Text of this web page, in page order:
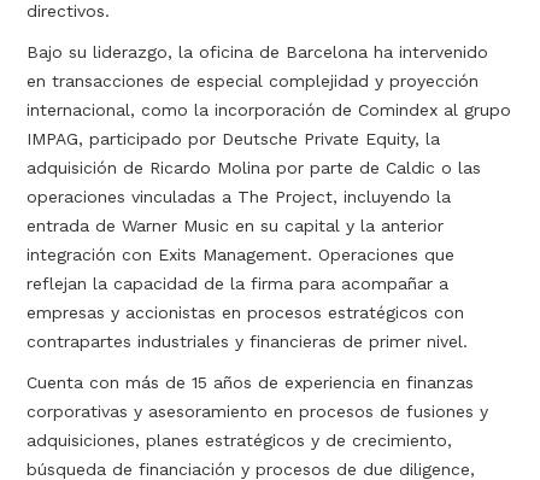
directivos.
Bajo su liderazgo, la oficina de Barcelona ha intervenido
en transacciones de especial complejidad y proyección
internacional, como la incorporación de Comindex al grupo
IMPAG, participado por Deutsche Private Equity, la
adquisición de Ricardo Molina por parte de Caldic o las
operaciones vinculadas a The Project, incluyendo la
entrada de Warner Music en su capital y la anterior
integración con Exits Management. Operaciones que
reflejan la capacidad de la firma para acompañar a
empresas y accionistas en procesos estratégicos con
contrapartes industriales y financieras de primer nivel.
Cuenta con más de 15 años de experiencia en finanzas
corporativas y asesoramiento en procesos de fusiones y
adquisiciones, planes estratégicos y de crecimiento,
búsqueda de financiación y procesos de due diligence,